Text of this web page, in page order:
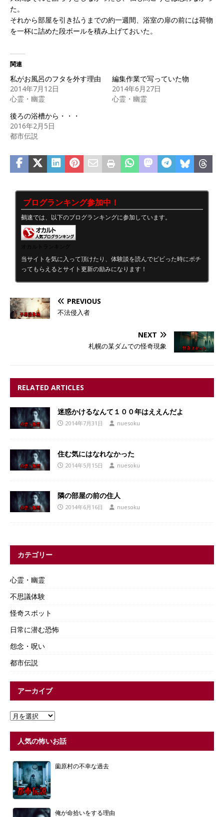
た。
それから部屋を引き払うまでの約一週間、浴室の扉の前には荷物
を一杯に詰めた段ボールを積み上げておいた。
関連
私がお風呂のフタを外す理由
2014年7月12日
心霊・幽霊
編集作業で写っていた物
2014年6月27日
心霊・幽霊
後ろの浴槽から・・・
2016年2月5日
都市伝説
ブログランキング参加中！
鵺速では、以下のブログランキングに参加しています。
当サイトを気に入って頂けたり、体験談を読んでビビった時にポチ
ってもらえるとサイト更新の励みになります！
PREVIOUS
不法侵入者
NEXT
札幌の某ダムでの怪奇現象
RELATED ARTICLES
迷惑かけるなんて１００年はええんだよ
2014年7月31日 nuesoku
住む気にはなれなかった
2014年5月15日 nuesoku
隣の部屋の前の住人
2014年6月16日 nuesoku
カテゴリー
心霊・幽霊
不思議体験
怪奇スポット
日常に潜む恐怖
怨念・呪い
都市伝説
アーカイブ
人気の怖いお話
薗原村の不幸な過去
俺が命拾いをする理由